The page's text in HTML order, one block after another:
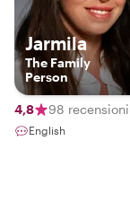
Jarmila
The Family
Person
4,8 98 recensioni
English